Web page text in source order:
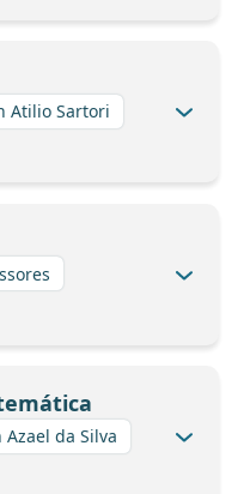
Atilio Sartori
Azael da Silva